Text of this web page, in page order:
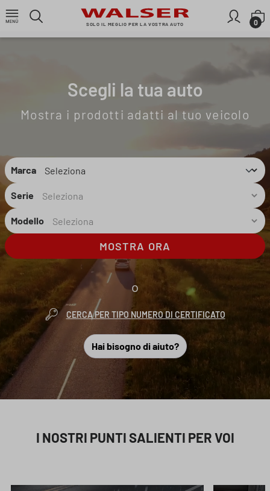
Passa al contenuto principale
SOLO IL MEGLIO PER LA VOSTRA AUTO 0
Scegli la tua auto
Mostra i prodotti adatti al tuo veicolo
Marca
Serie
Modello
MOSTRA ORA
o
CERCA PER TIPO NUMERO DI CERTIFICATO
Hai bisogno di aiuto?
I NOSTRI PUNTI SALIENTI PER VOI